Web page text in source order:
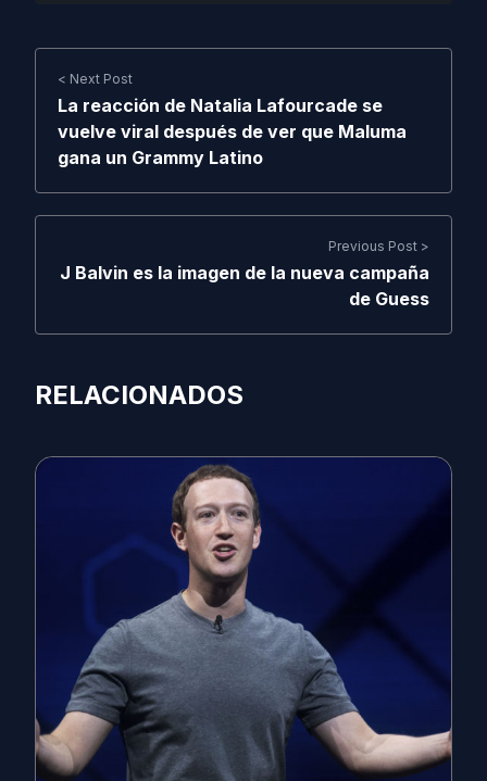
< Next Post
La reacción de Natalia Lafourcade se
vuelve viral después de ver que Maluma
gana un Grammy Latino
Previous Post >
J Balvin es la imagen de la nueva campaña
de Guess
RELACIONADOS